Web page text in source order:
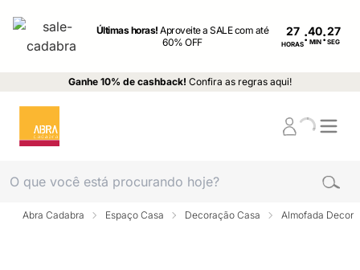
Últimas horas!Aproveite a SALE com até
60% OFF
27
HORAS: MIN : SEG
Ganhe 10% de cashback! Confira as regras aqui!
Abra Cadabra Espaço Casa Decoração Casa Almofada